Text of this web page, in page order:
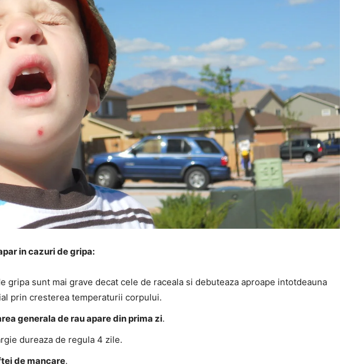
in cazuri de gripa:
gripa sunt mai grave decat cele de raceala si debuteaza aproape intotdeauna
prin cresterea temperaturii corpului.
generala de rau apare din prima zi.
dureaza de regula 4 zile.
de mancare.